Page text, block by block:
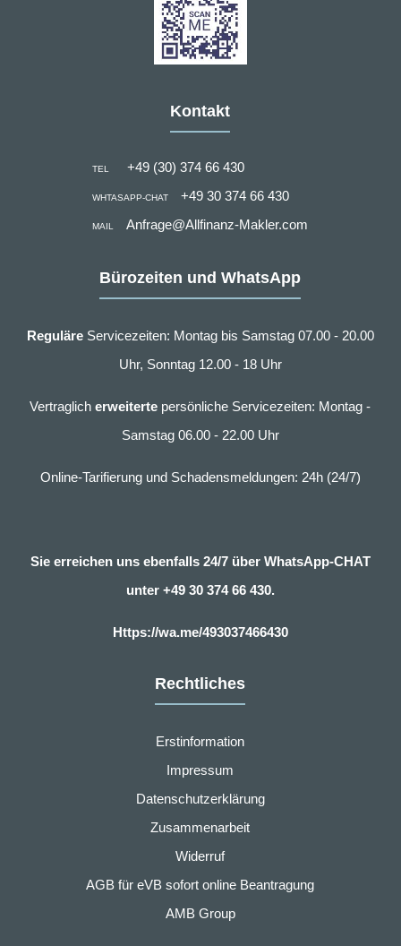
Kontakt
TEL +49 (30) 374 66 430
WHTASAPP-CHAT +49 30 374 66 430
MAIL Anfrage@Allfinanz-Makler.com
Bürozeiten und WhatsApp
ReguläreServicezeiten: Montag bis Samstag 07.00 - 20.00
Uhr, Sonntag 12.00 - 18 Uhr
Vertraglicherweiterte persönliche Servicezeiten: Montag -
Samstag 06.00 - 22.00 Uhr
Online-Tarifierung und Schadensmeldungen: 24h (24/7)
Sie erreichen uns ebenfalls 24/7 über WhatsApp-CHAT
unter +49 30 374 66 430.
Https://wa.me/493037466430
Rechtliches
Erstinformation
Impressum
Datenschutzerklärung
Zusammenarbeit
Widerruf
AGB für eVB sofort online Beantragung
AMB Group